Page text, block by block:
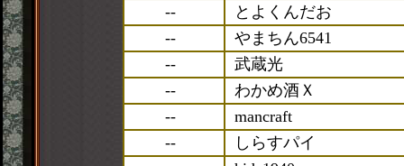
--
とよくんだお
--
やまちん6541
--
武蔵光
--
わかめ酒Ｘ
--
mancraft
--
しらすパイ